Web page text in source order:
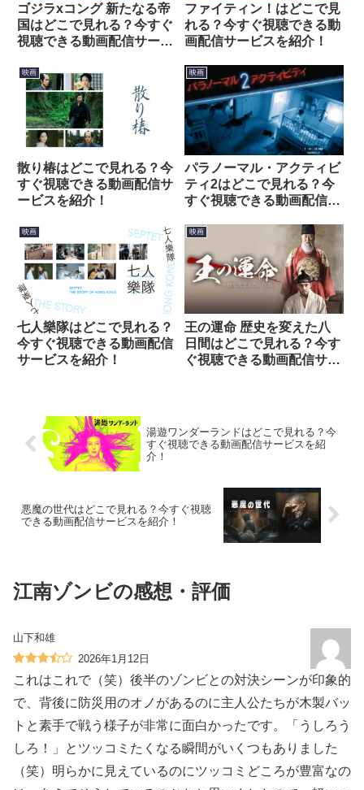
ゴジラxコング 新たなる帝
国はどこで見れる？今すぐ
視聴できる動画配信サービ
ファイティン！はどこで見
れる？今すぐ視聴できる動
画配信サービスを紹介！
映画
散り椿はどこで見れる？今
すぐ視聴できる動画配信サ
ービスを紹介！
映画
パラノーマル・アクティビ
ティ2はどこで見れる？今
すぐ視聴できる動画配信サ
映画
七人樂隊はどこで見れる？
今すぐ視聴できる動画配信
サービスを紹介！
映画
王の運命 歴史を変えた八
日間はどこで見れる？今す
ぐ視聴できる動画配信サー
湯遊ワンダーランドはどこで見れる？今
すぐ視聴できる動画配信サービスを紹
介！
悪魔の世代はどこで見れる？今すぐ視聴
できる動画配信サービスを紹介！
江南ゾンビの感想・評価
山下和雄
2026年1月12日
これはこれで（笑）後半のゾンビとの対決シーンが印象的
で、背後に防災用のオノがあるのに主人公たちが木製バッ
トと素手で戦う様子が非常に面白かったです。「うしろう
しろ！」とツッコミたくなる瞬間がいくつもありました
（笑）明らかに見えているのにツッコミどころが豊富なの